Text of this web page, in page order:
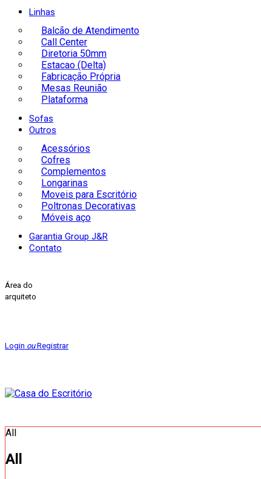
Linhas
Balcão de Atendimento
Call Center
Diretoria 50mm
Estacao (Delta)
Fabricação Própria
Mesas Reunião
Plataforma
Sofas
Outros
Acessórios
Cofres
Complementos
Longarinas
Moveis para Escritório
Poltronas Decorativas
Móveis aço
Garantia Group J&R
Contato
Área do
arquiteto
Login ouRegistrar
All
All